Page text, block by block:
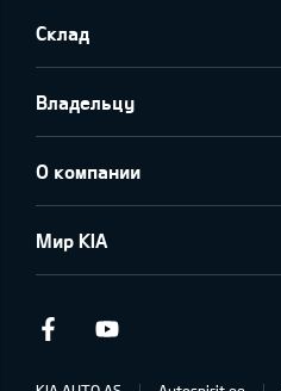
Склад
Владельцу
О компании
Мир KIA
Facebook